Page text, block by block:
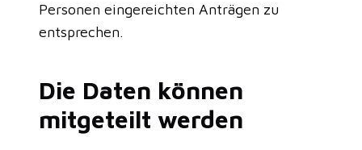
Personen eingereichten Anträgen zu
entsprechen.
Die Daten können
mitgeteilt werden